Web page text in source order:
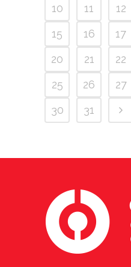
10
11 12
15
16 17
20
21 22
25
26 27
30
31